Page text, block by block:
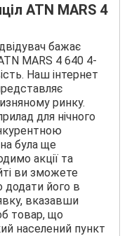
ATN MARS 4
бажає
MARS 4 640 4-
Наш інтернет
ринку.
для нічного
була ще
акції та
ви зможете
додати його в
вказавши
товар, що
населений пункт